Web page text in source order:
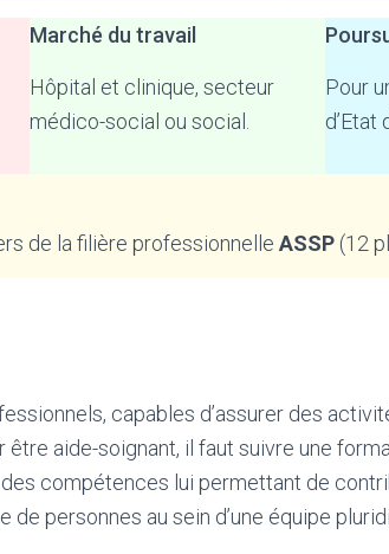
Marché du travail
Hôpital et clinique, secteur
médico-social ou social.
Pour
d’Etat
de la filière professionnelle ASSP (12
capables d’assurer des
être aide-soignant, il faut suivre une
des compétences lui permettant de
de personnes au sein d’une équipe